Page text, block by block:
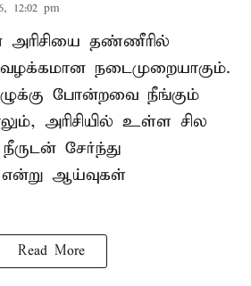
12:02 pm
அரிசியை தண்ணீரில்
வழக்கமான நடைமுறையாகும்.
போன்றவை நீங்கும்
அரிசியில் உள்ள சில
சேர்ந்து
என்று ஆய்வுகள்
Read More